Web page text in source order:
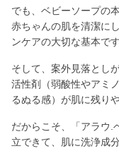
でも、ベビーソープの
赤ちゃんの肌を清潔に
ンケアの大切な基本です
そして、案外見落とし
活性剤（弱酸性やアミ
るぬる感）が肌に残り
だからこそ、「アラウ.
立できて、肌に洗浄成